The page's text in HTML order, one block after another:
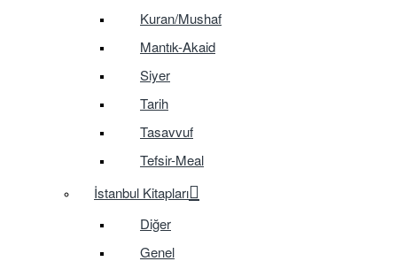
Kuran/Mushaf
Mantık-Akaid
Siyer
Tarih
Tasavvuf
Tefsir-Meal
İstanbul Kitapları
Diğer
Genel